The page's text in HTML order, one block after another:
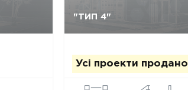
"ТИП 4"
Усі проекти продано